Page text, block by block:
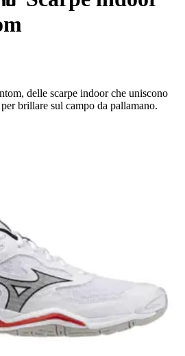
delle scarpe indoor che uniscono
brillare sul campo da pallamano.